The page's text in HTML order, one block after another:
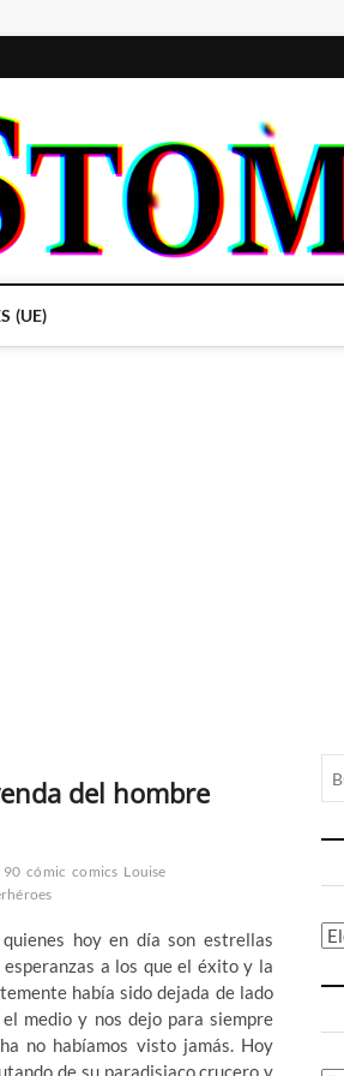
(UE)
del hombre
90 cómic comics Louise
hoy en día son estrellas
a los que el éxito y la
había sido dejada de lado
medio y nos dejo para siempre
no habíamos visto jamás. Hoy